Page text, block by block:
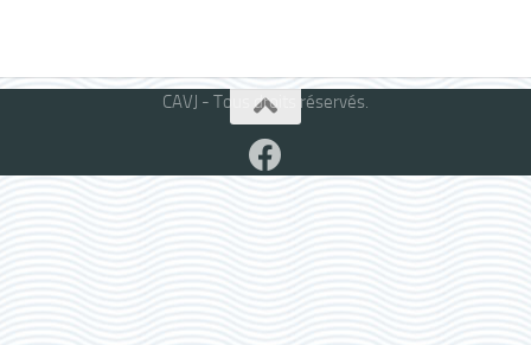
CAVJ - Tous droits réservés.